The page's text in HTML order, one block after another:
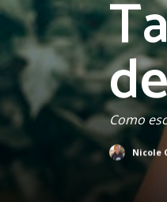
Como
Nicole